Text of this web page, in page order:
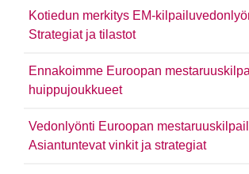
Kotiedun merkitys EM-
Strategiat ja tilastot
Ennakoimme Euroopan
huippujoukkueet
Vedonlyönti Euroopan
Asiantuntevat vinkit ja strategiat